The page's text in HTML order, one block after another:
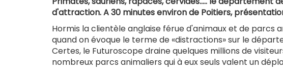
d'attraction. A 30 minutes environ de Poitiers,
Hormis la clientèle anglaise férue d'animaux et de parcs
quand on évoque le terme de «distractions» sur le
Certes, le Futuroscope draine quelques millions de
nombreux parcs animaliers qui à eux seuls valent un